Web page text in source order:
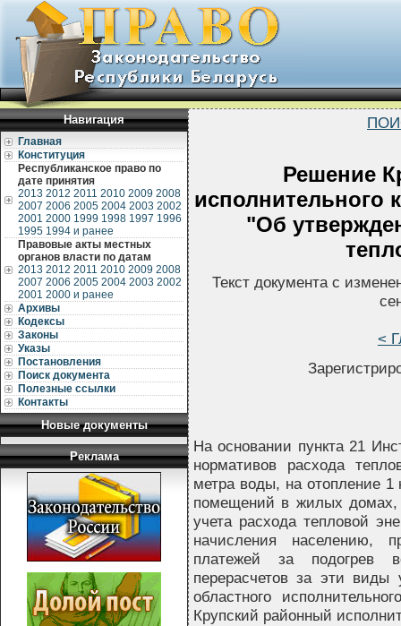
Навигация
Главная
Конституция
Республиканское право по
дате принятия
2013 2012 2011 2010 2009 2008
2007 2006 2005 2004 2003 2002
2001 2000 1999 1998 1997 1996
1995 1994 и ранее
Правовые акты местных
органов власти по датам
2013 2012 2011 2010 2009 2008
2007 2006 2005 2004 2003 2002
2001 2000 и ранее
Архивы
Кодексы
Законы
Указы
Постановления
Поиск документа
Полезные ссылки
Контакты
Новые документы
Реклама
Решение
исполнительного
"Об
Текст документа с
<
На основании пункта 21
нормативов расхода
метра воды, на отопление
помещений в жилых домах,
учета расхода тепловой
начисления населению,
платежей за подогрев
перерасчетов за эти виды
областного
Крупский районный